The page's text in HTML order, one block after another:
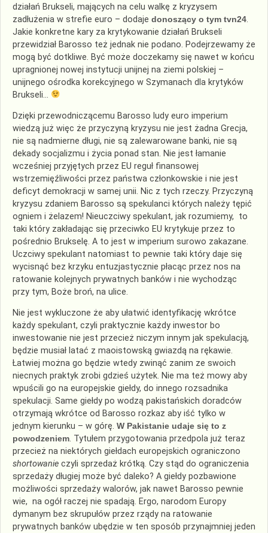
działań Brukseli, mających na celu walkę z kryzysem
zadłużenia w strefie euro – dodaje donoszący o tym tvn24.
Jakie konkretne kary za krytykowanie działań Brukseli
przewidział Barosso też jednak nie podano. Podejrzewamy że
mogą być dotkliwe. Być może doczekamy się nawet w końcu
upragnionej nowej instytucji unijnej na ziemi polskiej –
unijnego ośrodka korekcyjnego w Szymanach dla krytyków
Brukseli…
Dzięki przewodniczącemu Barosso ludy euro imperium
wiedzą już więc że przyczyną kryzysu nie jest żadna Grecja,
nie są nadmierne długi, nie są zalewarowane banki, nie są
dekady socjalizmu i życia ponad stan. Nie jest łamanie
wcześniej przyjętych przez EU reguł finansowej
wstrzemięźliwości przez państwa członkowskie i nie jest
deficyt demokracji w samej unii. Nic z tych rzeczy. Przyczyną
kryzysu zdaniem Barosso są spekulanci których należy tępić
ogniem i żelazem! Nieuczciwy spekulant, jak rozumiemy, to
taki który zakładając się przeciwko EU krytykuje przez to
pośrednio Brukselę. A to jest w imperium surowo zakazane.
Uczciwy spekulant natomiast to pewnie taki który daje się
wycisnąć bez krzyku entuzjastycznie płacąc przez nos na
ratowanie kolejnych prywatnych banków i nie wychodząc
przy tym, Boże broń, na ulice.
Nie jest wykluczone że aby ułatwić identyfikację wkrótce
każdy spekulant, czyli praktycznie każdy inwestor bo
inwestowanie nie jest przecież niczym innym jak spekulacją,
będzie musiał latać z maoistowską gwiazdą na rękawie.
Łatwiej można go będzie wtedy zwinąć zanim ze swoich
niecnych praktyk zrobi gdzieś użytek. Nie ma też mowy aby
wpuścili go na europejskie giełdy, do innego rozsadnika
spekulacji. Same giełdy po wodzą pakistańskich doradców
otrzymają wkrótce od Barosso rozkaz aby iść tylko w
jednym kierunku – w górę. W Pakistanie udaje się to z
powodzeniem. Tytułem przygotowania przedpola już teraz
przecież na niektórych giełdach europejskich ograniczono
shortowanie czyli sprzedaż krótką. Czy stąd do ograniczenia
sprzedaży długiej może być daleko? A giełdy pozbawione
możliwości sprzedaży walorów, jak nawet Barosso pewnie
wie, na ogół raczej nie spadają. Ergo, narodom Europy
dymanym bez skrupułów przez rządy na ratowanie
prywatnych banków ubędzie w ten sposób przynajmniej jeden